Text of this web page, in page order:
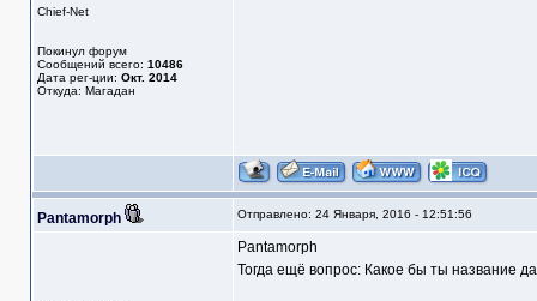
Chief-Net
Покинул форум
Сообщений всего: 10486
Дата рег-ции: Окт. 2014
Откуда: Магадан
Pantamorph Отправлено: 24 Января, 2016 - 12:51:56
Pantamorph
Тогда ещё вопрос: Какое бы ты название